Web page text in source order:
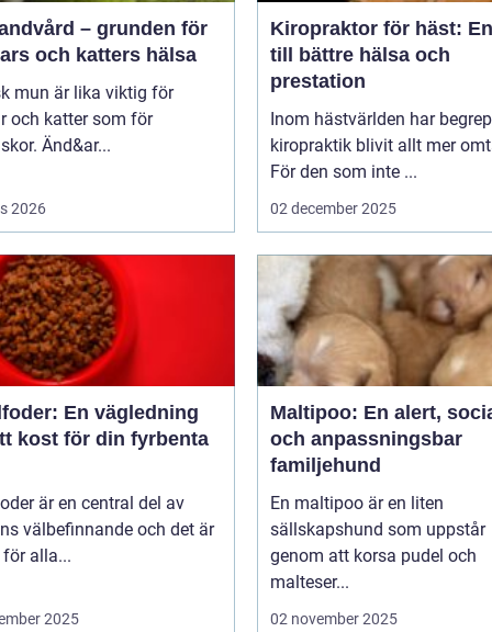
– grunden för
och katters hälsa
mun är lika viktig för
och katter som för
Änd&ar...
2026
Kiropraktor för häst:
till bättre hälsa och
prestation
Inom hästvärlden har
kiropraktik blivit allt mer
För den som inte ...
02 december 2025
En vägledning
kost för din fyrbenta
är en central del av
välbefinnande och det är
alla...
2025
Maltipoo: En alert,
och anpassningsbar
familjehund
En maltipoo är en liten
sällskapshund som uppstår
genom att korsa pudel och
malteser...
02 november 2025